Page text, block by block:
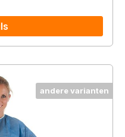
andere varianten